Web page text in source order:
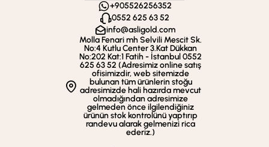
+905526256352
0552 625 63 52
info@asligold.com
Molla Fenari mh Selvili Mescit Sk.
No:4 Kutlu Center 3.Kat Dükkan
No:202 Kat:1 Fatih - İstanbul 0552
625 63 52 (Adresimiz online satış
ofisimizdir, web sitemizde
bulunan tüm ürünlerin stoğu
adresimizde hali hazırda mevcut
olmadığından adresimize
gelmeden önce ilgilendiğiniz
ürünün stok kontrolünü yaptırıp
randevu alarak gelmenizi rica
ederiz.)